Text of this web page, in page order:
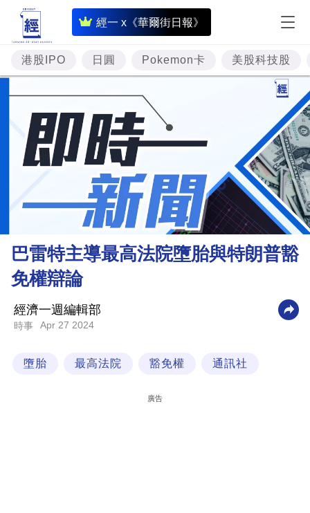
經一 x《華爾街日報》
即
時
財
經
專
題
投
資
樓
市
財
業
科
港股IPO 日圓 Pokemon卡 美股科技股
巴雷特主導最高法院墮胎與特朗普豁
免權辯論
經濟一週編輯部
時事 Apr 27 2024
墮胎 最高法院 豁免權 通訊社
廣告